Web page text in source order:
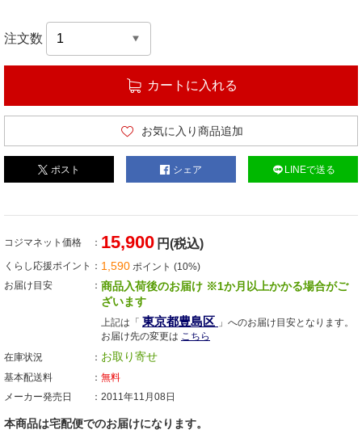
注文数
カートに入れる
お気に入り商品追加
ポスト シェア LINEで送る
コジマネット価格 15,900 円(税込)
くらし応援ポイント 1,590 ポイント (10%)
お届け目安
商品入荷後のお届け ※1か月以上かかる場合がご
ざいます
上記は「 東京都豊島区 」へのお届け目安となります。
お届け先の変更は こちら
在庫状況
お取り寄せ
基本配送料
無料
メーカー発売日
2011年11月08日
本商品は宅配便でのお届けになります。